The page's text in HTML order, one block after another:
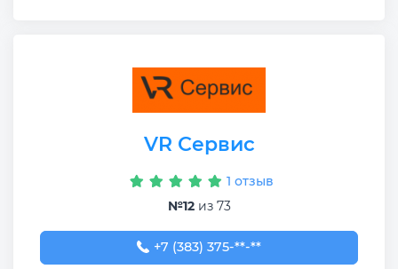
VR Сервис
1 отзыв
№12из 73
+7 (383) 375-47-11
+7 (383) 375-**-**